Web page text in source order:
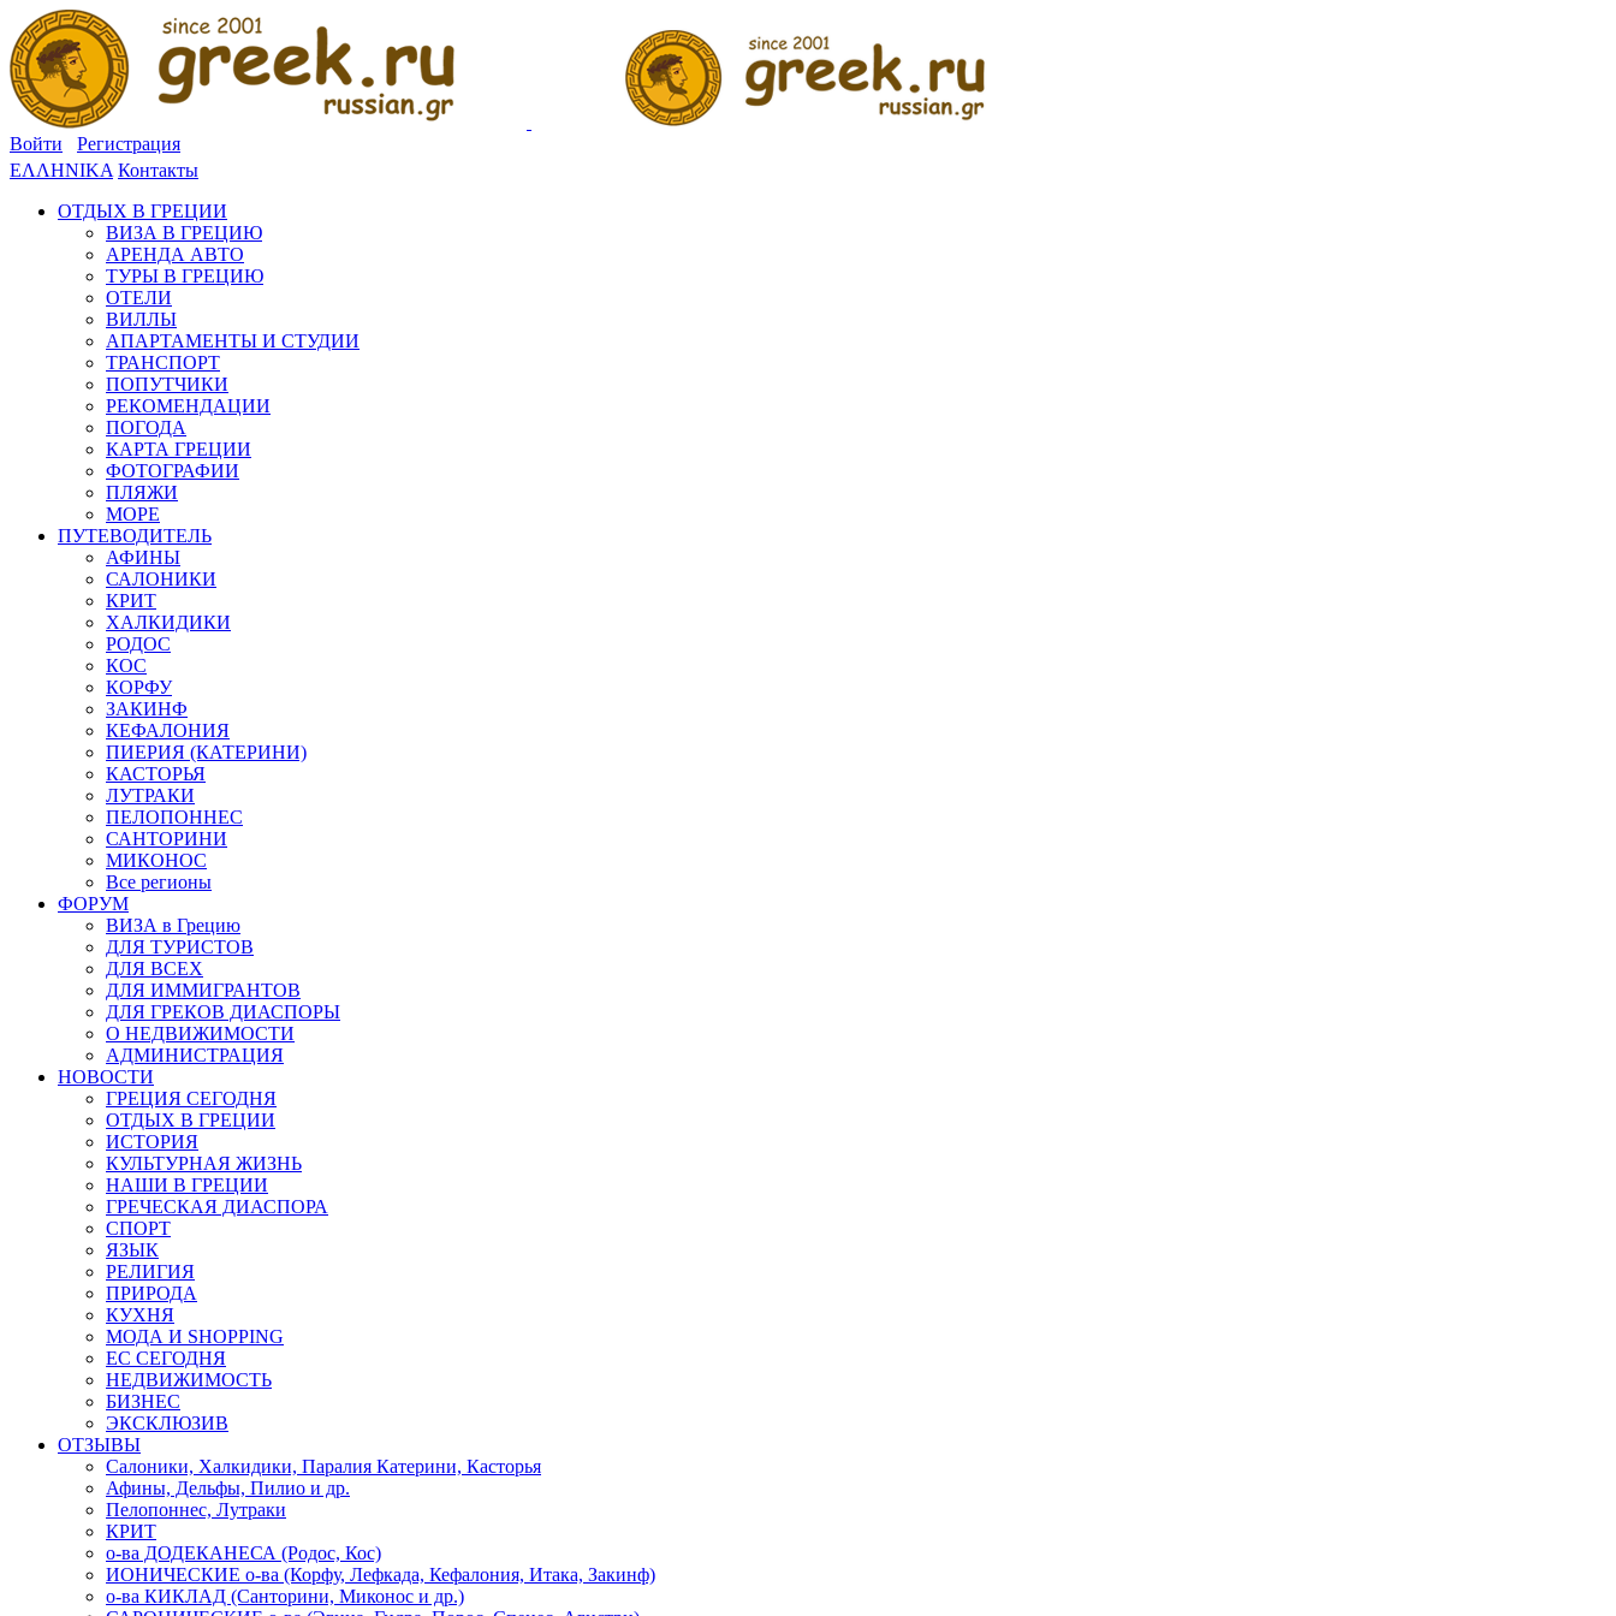
Войти
Регистрация
ΕΛΛΗΝΙΚΑ Контакты
ОТДЫХ В ГРЕЦИИ
ВИЗА В ГРЕЦИЮ
АРЕНДА АВТО
ТУРЫ В ГРЕЦИЮ
ОТЕЛИ
ВИЛЛЫ
АПАРТАМЕНТЫ И СТУДИИ
ТРАНСПОРТ
ПОПУТЧИКИ
РЕКОМЕНДАЦИИ
ПОГОДА
КАРТА ГРЕЦИИ
ФОТОГРАФИИ
ПЛЯЖИ
МОРЕ
ПУТЕВОДИТЕЛЬ
АФИНЫ
САЛОНИКИ
КРИТ
ХАЛКИДИКИ
РОДОС
КОС
КОРФУ
ЗАКИНФ
КЕФАЛОНИЯ
ПИЕРИЯ (КАТЕРИНИ)
КАСТОРЬЯ
ЛУТРАКИ
ПЕЛОПОННЕС
САНТОРИНИ
МИКОНОС
Все регионы
ФОРУМ
ВИЗА в Грецию
ДЛЯ ТУРИСТОВ
ДЛЯ ВСЕХ
ДЛЯ ИММИГРАНТОВ
ДЛЯ ГРЕКОВ ДИАСПОРЫ
О НЕДВИЖИМОСТИ
АДМИНИСТРАЦИЯ
НОВОСТИ
ГРЕЦИЯ СЕГОДНЯ
ОТДЫХ В ГРЕЦИИ
ИСТОРИЯ
КУЛЬТУРНАЯ ЖИЗНЬ
НАШИ В ГРЕЦИИ
ГРЕЧЕСКАЯ ДИАСПОРА
СПОРТ
ЯЗЫК
РЕЛИГИЯ
ПРИРОДА
КУХНЯ
МОДА И SHOPPING
ЕС СЕГОДНЯ
НЕДВИЖИМОСТЬ
БИЗНЕС
ЭКСКЛЮЗИВ
ОТЗЫВЫ
Салоники, Халкидики, Паралия Катерини, Касторья
Афины, Дельфы, Пилио и др.
Пелопоннес, Лутраки
КРИТ
о-ва ДОДЕКАНЕСА (Родос, Кос)
ИОНИЧЕСКИЕ о-ва (Корфу, Лефкада, Кефалония, Итака, Закинф)
о-ва КИКЛАД (Санторини, Миконос и др.)